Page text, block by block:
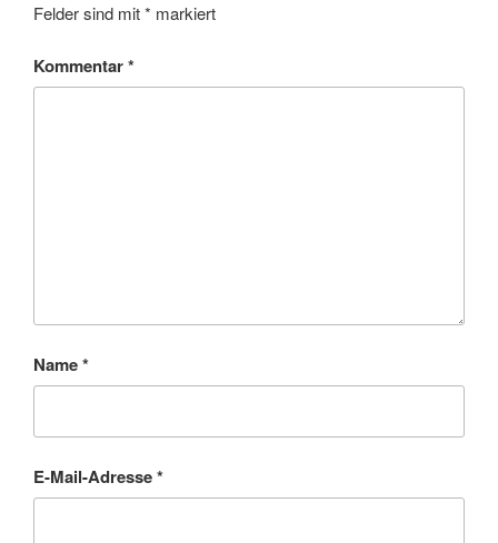
Felder sind mit* markiert
Kommentar*
Name*
E-Mail-Adresse*